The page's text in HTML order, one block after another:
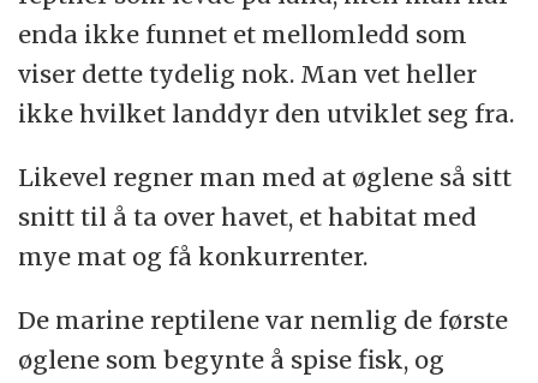
enda ikke funnet et mellomledd som
viser dette tydelig nok. Man vet heller
ikke hvilket landdyr den utviklet seg fra.
Likevel regner man med at øglene så sitt
snitt til å ta over havet, et habitat med
mye mat og få konkurrenter.
De marine reptilene var nemlig de første
øglene som begynte å spise fisk, og